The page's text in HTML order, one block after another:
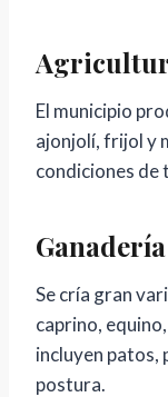
El municipio
ajonjolí, frijol y
condiciones de
Ganadería
Se cría gran
caprino,
incluyen patos,
postura.